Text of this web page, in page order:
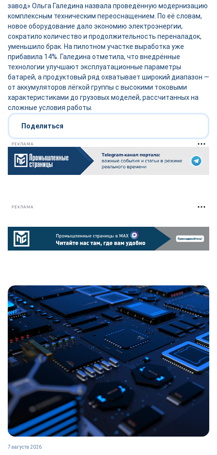
завод» Ольга Галедина назвала проведённую модернизацию
комплексным техническим переоснащением. По её словам,
новое оборудование дало экономию электроэнергии,
сократило количество и продолжительность переналадок,
уменьшило брак. На пилотном участке выработка уже
прибавила 14%. Галедина отметила, что внедрённые
технологии улучшают эксплуатационные параметры
батарей, а продуктовый ряд охватывает широкий диапазон —
от аккумуляторов лёгкой группы с высокими токовыми
характеристиками до грузовых моделей, рассчитанных на
сложные условия работы.
Поделиться
РЕКЛАМА
РЕКЛАМА
7 августа 2026